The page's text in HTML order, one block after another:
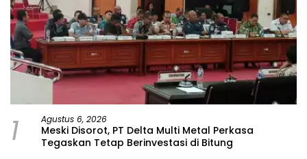
1 Agustus 6, 2026
Meski Disorot, PT Delta Multi Metal Perkasa
Tegaskan Tetap Berinvestasi di Bitung